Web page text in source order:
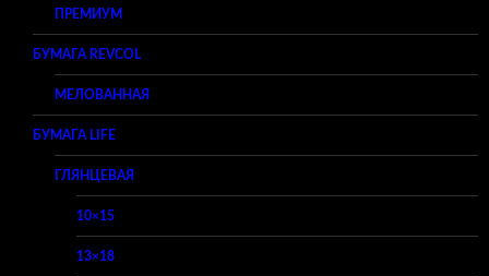
ПРЕМИУМ
БУМАГА REVCOL
МЕЛОВАННАЯ
БУМАГА LIFE
ГЛЯНЦЕВАЯ
10×15
13×18